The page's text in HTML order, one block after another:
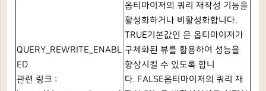
QUERY_REWRITE_ENABL
ED
관련 링크 :
옵티마이저의 쿼리 재작성 기능을
활성화하거나 비활성화합니다.
TRUE기본값인 은 옵티마이저가
구체화된 뷰를 활용하여 성능을
향상시킬 수 있도록 합니
다. FALSE옵티마이저의 쿼리 재